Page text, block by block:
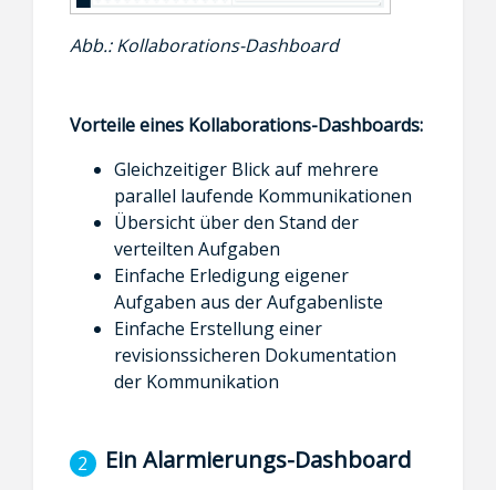
Abb.: Kollaborations-Dashboard
Vorteile eines Kollaborations-Dashboards:
Gleichzeitiger Blick auf mehrere
parallel laufende Kommunikationen
Übersicht über den Stand der
verteilten Aufgaben
Einfache Erledigung eigener
Aufgaben aus der Aufgabenliste
Einfache Erstellung einer
revisionssicheren Dokumentation
der Kommunikation
Ein Alarmierungs-Dashboard